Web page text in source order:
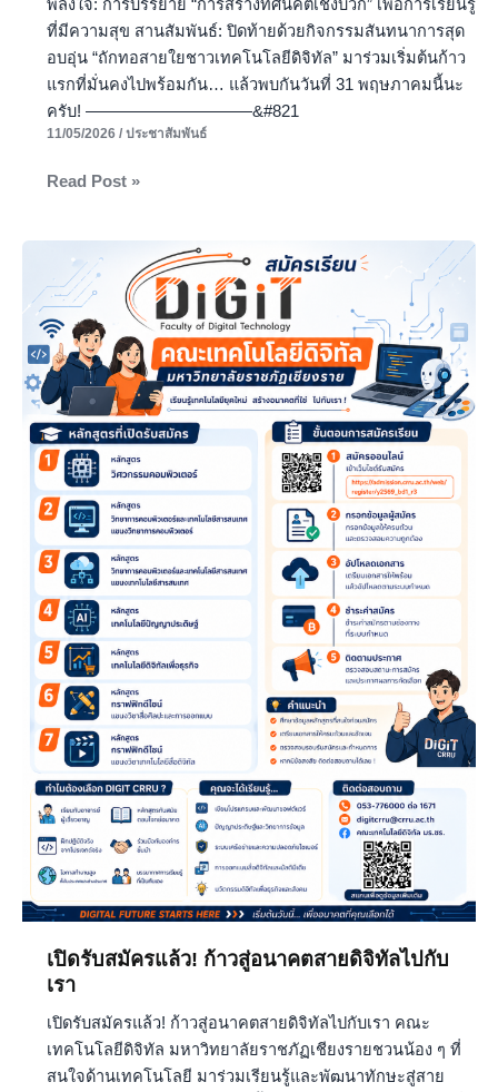
พลังใจ: การบรรยาย “การสร้างทัศนคติเชิงบวก” เพื่อการเรียนรู้
ที่มีความสุข สานสัมพันธ์: ปิดท้ายด้วยกิจกรรมสันทนาการสุด
อบอุ่น “ถักทอสายใยชาวเทคโนโลยีดิจิทัล” มาร่วมเริ่มต้นก้าว
แรกที่มั่นคงไปพร้อมกัน… แล้วพบกันวันที่ 31 พฤษภาคมนี้นะ
ครับ! ——————————&#821
11/05/2026 / ประชาสัมพันธ์
Read Post »
เปิดรับสมัครแล้ว! ก้าวสู่อนาคตสายดิจิทัลไปกับ
เรา
เปิดรับสมัครแล้ว! ก้าวสู่อนาคตสายดิจิทัลไปกับเรา คณะ
เทคโนโลยีดิจิทัล มหาวิทยาลัยราชภัฏเชียงรายชวนน้อง ๆ ที่
สนใจด้านเทคโนโลยี มาร่วมเรียนรู้และพัฒนาทักษะสู่สาย
รับ
สมัคร
แล้ว!
ก้าว
สู่
อนาคต
สาย
ดิจิทัล
ไป
กับ
เรา